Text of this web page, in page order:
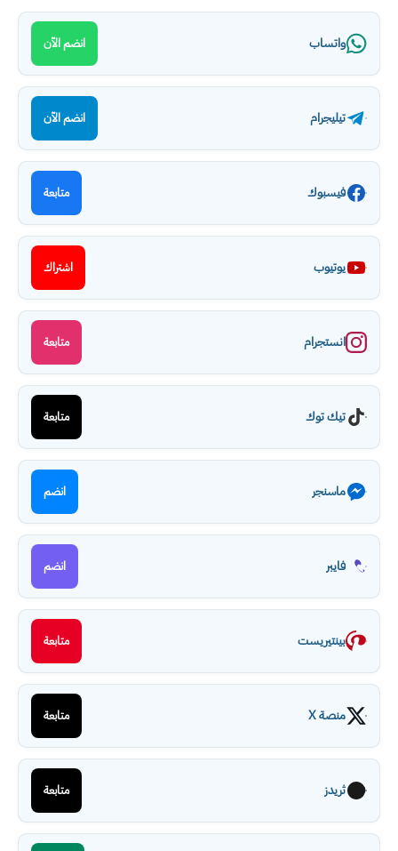
واتساب انضم الآن
تيليجرام انضم الآن
فيسبوك متابعة
يوتيوب اشتراك
انستجرام متابعة
تيك توك متابعة
ماسنجر انضم
فايبر انضم
بينتيريست متابعة
منصة X متابعة
ثريدز متابعة